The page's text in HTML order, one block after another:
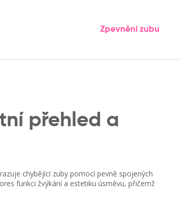
Zpevnění zubu
přehled a
chybějící zuby pomocí pevně spojených
funkci žvýkání a estetiku úsměvu, přičemž